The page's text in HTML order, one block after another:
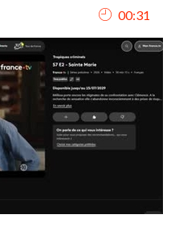
du point de vue du00:31